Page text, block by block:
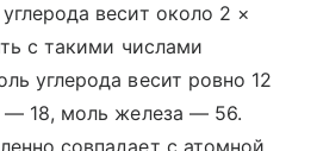
весит около 2 ×
с такими числами
углерода весит ровно 12
18, моль железа — 56.